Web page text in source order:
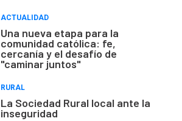
ACTUALIDAD
Una nueva etapa para la
comunidad católica: fe,
cercanía y el desafío de
"caminar juntos"
RURAL
La Sociedad Rural local ante la
inseguridad